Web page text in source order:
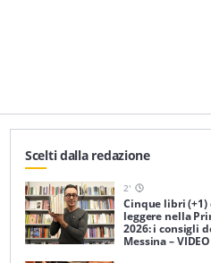
Scelti dalla redazione
2'
Cinque libri (+1)
leggere nella
2026: i consigli
Messina – VIDEO